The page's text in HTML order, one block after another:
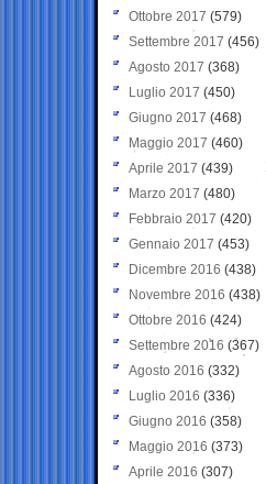
Ottobre 2017 (579)
Settembre 2017 (456)
Agosto 2017 (368)
Luglio 2017 (450)
Giugno 2017 (468)
Maggio 2017 (460)
Aprile 2017 (439)
Marzo 2017 (480)
Febbraio 2017 (420)
Gennaio 2017 (453)
Dicembre 2016 (438)
Novembre 2016 (438)
Ottobre 2016 (424)
Settembre 2016 (367)
Agosto 2016 (332)
Luglio 2016 (336)
Giugno 2016 (358)
Maggio 2016 (373)
Aprile 2016 (307)